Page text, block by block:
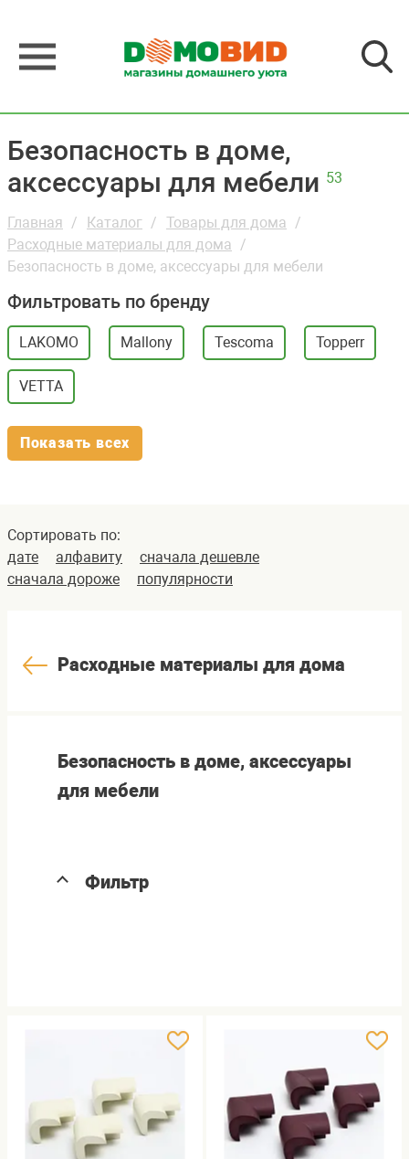
Безопасность в доме,
аксессуары для мебели 53
Главная Каталог
Товары для дома
Расходные материалы для дома
Безопасность в доме, аксессуары для мебели
Фильтровать по бренду
LAKOMO Mallony Tescoma Topperr
VETTA
Показать всех
Сортировать по:
дате
алфавиту
сначала дешевле
сначала дороже
популярности
Расходные материалы для дома
Безопасность в доме, аксессуары
для мебели
Фильтр